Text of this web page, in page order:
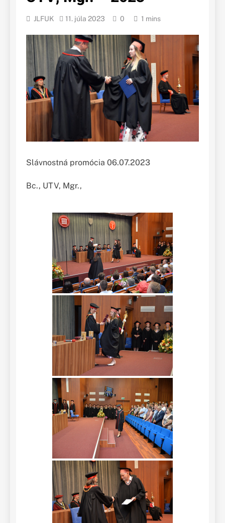
JLFUK 11. júla 2023 0 1 mins
Slávnostná promócia 06.07.2023
Bc., UTV, Mgr.,